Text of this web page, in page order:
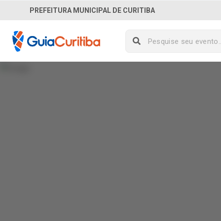
PREFEITURA MUNICIPAL DE CURITIBA